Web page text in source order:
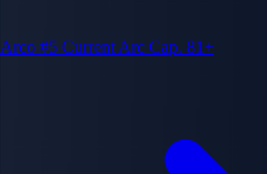
Arco #5 Current Arc Cap. 81+